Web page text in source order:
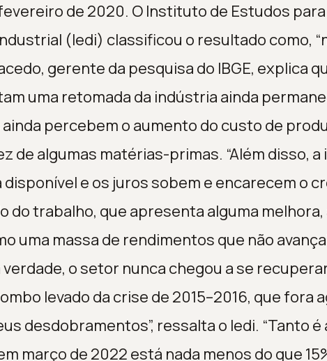
de 2020. O Instituto de Estudos
(Iedi) classificou o resultado como,
gerente da pesquisa do IBGE, explica
uma retomada da indústria ainda
percebem o aumento do custo de
de algumas matérias-primas. “Além disso, a
disponível e os juros sobem e encarecem o
do trabalho, que apresenta alguma melhora,
uma massa de rendimentos que não
verdade, o setor nunca chegou a se
levado da crise de 2015–2016, que fora
desdobramentos”, ressalta o Iedi. “Tanto é
março de 2022 está nada menos do que